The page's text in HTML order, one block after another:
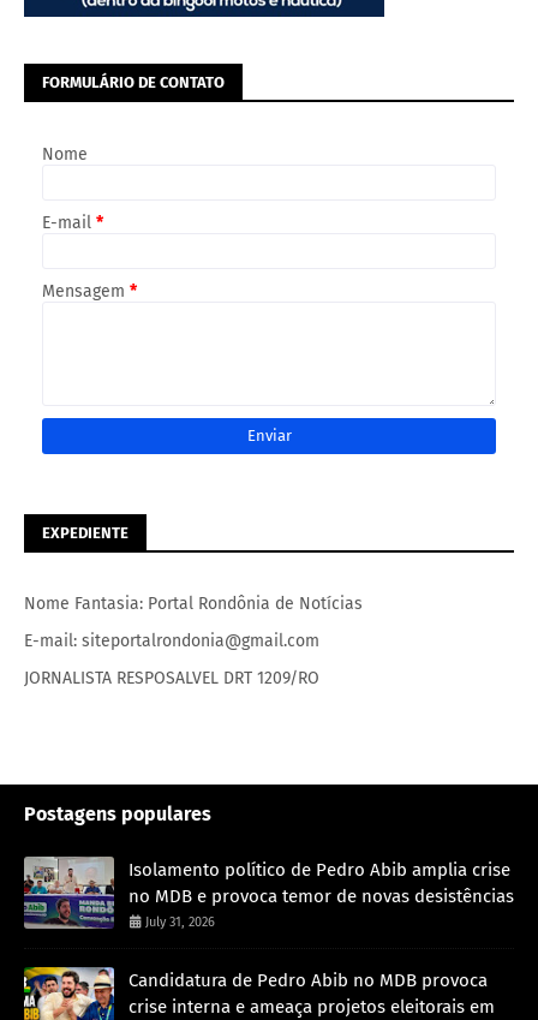
FORMULÁRIO DE CONTATO
Nome
E-mail *
Mensagem *
EXPEDIENTE
Nome Fantasia: Portal Rondônia de Notícias
E-mail: siteportalrondonia@gmail.com
JORNALISTA RESPOSALVEL DRT 1209/RO
Postagens populares
Isolamento político de Pedro Abib amplia crise
no MDB e provoca temor de novas desistências
July 31, 2026
Candidatura de Pedro Abib no MDB provoca
crise interna e ameaça projetos eleitorais em